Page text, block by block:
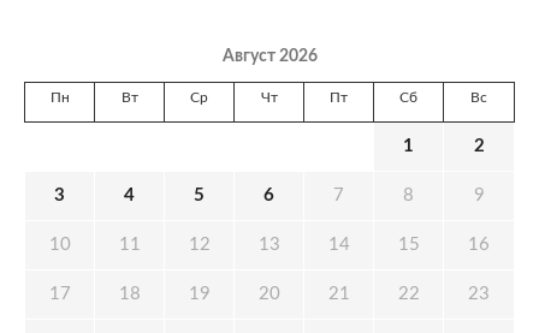
Август 2026
Пн Вт Ср Чт Пт Сб Вс
1 2
3 4 5 6 7 8 9
10 11 12 13 14 15 16
17 18 19 20 21 22 23